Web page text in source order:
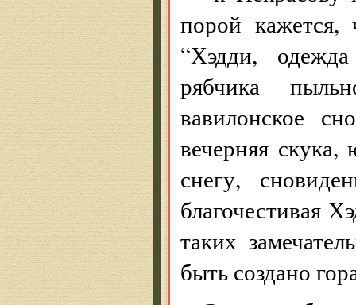
порой кажется,
“Хэдди,
рябчика
вавилонское
вечерняя
снегу,
благочестивая
таких
быть создано